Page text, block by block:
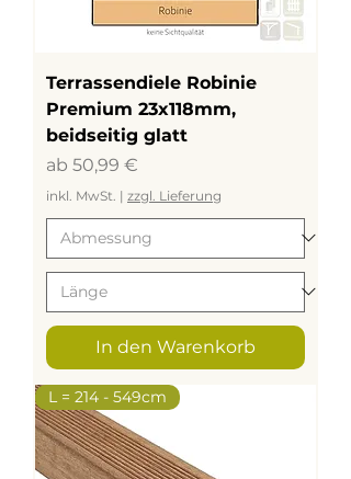
Terrassendiele Robinie
Premium 23x118mm,
beidseitig glatt
ab 50,99 €
Sale-Preis
inkl. MwSt. | zzgl. Lieferung
In den Warenkorb
L = 214 - 549cm